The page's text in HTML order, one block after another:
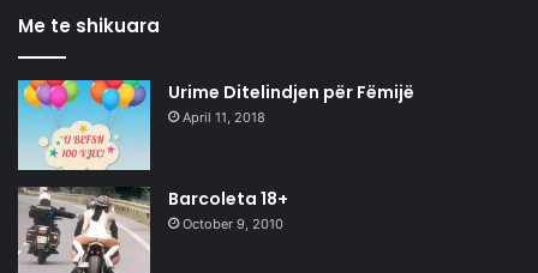
Me te shikuara
Urime Ditelindjen për Fëmijë
April 11, 2018
Barcoleta 18+
October 9, 2010